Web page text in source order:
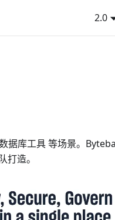
2.0
据库工具 等场景。
造。